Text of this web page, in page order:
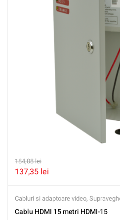
184,08lei
137,35 lei
Cabluri si adaptoare video,
Cablu HDMI 15 metri HDMI-15